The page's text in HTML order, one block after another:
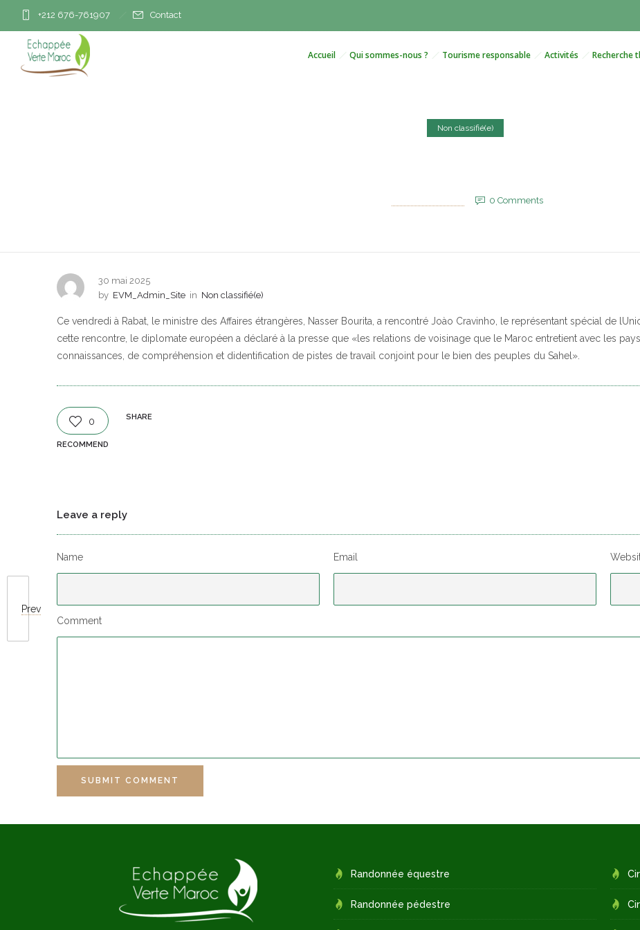
+212 676-761907 Contact
Accueil Qui sommes-nous ? Tourisme responsable Activités Recherche
Non classifié(e)
0 Comments
Prev
30 mai 2025
by EVM_Admin_Site in Non classifié(e)
Ce vendredi à Rabat, le ministre des Affaires étrangères, Nasser Bourita, a rencontré Joào Cravinho, le représentant spécial de
cette rencontre, le diplomate européen a déclaré à la presse que «les relations de voisinage que le Maroc entretient avec les
connaissances, de compréhension et didentification de pistes de travail conjoint pour le bien des peuples du Sahel».
0
RECOMMEND
SHARE
Leave a reply
Name Email
Comment
SUBMIT COMMENT
Randonnée équestre
Randonnée pédestre